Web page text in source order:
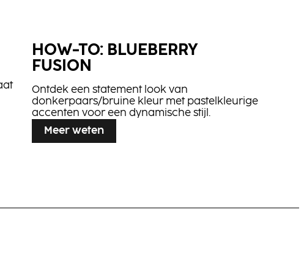
Salt Spray
HOW-TO: BLUEBERRY
FUSION
Ontdek een statement look van
donkerpaars/bruine kleur met pastelkleurige
accenten voor een dynamische stijl.
Meer weten